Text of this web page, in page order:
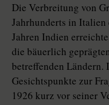
Die Verbreitung von
Jahrhunderts in
Jahren Indien
die bäuerlich
betreffenden Ländern.
Gesichtspunkte zur
1926 kurz vor seiner